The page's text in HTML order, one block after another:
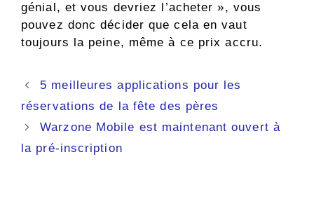
génial, et vous devriez l’acheter », vous
pouvez donc décider que cela en vaut
toujours la peine, même à ce prix accru.
Navigation
des
5 meilleures applications pour les
réservations de la fête des pères
Warzone Mobile est maintenant ouvert à
la pré-inscription